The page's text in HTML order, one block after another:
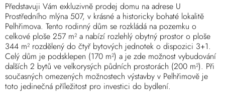
Představuji Vám exkluzivně prodej domu na adrese U
Prostředního mlýna 507, v krásné a historicky bohaté lokalitě
Pelhřimova. Tento rodinný dům se rozkládá na pozemku o
celkové ploše 257 m² a nabízí rozlehlý obytný prostor o ploše
344 m² rozdělený do čtyř bytových jednotek o dispozici 3+1.
Celý dům je podsklepen (170 m²) a je zde možnost vybudování
dalších 2 bytů ve velkorysých půdních prostorách (200 m²). Při
současných omezených možnostech výstavby v Pelhřimově je
toto jedinečná příležitost pro investici do bydlení.